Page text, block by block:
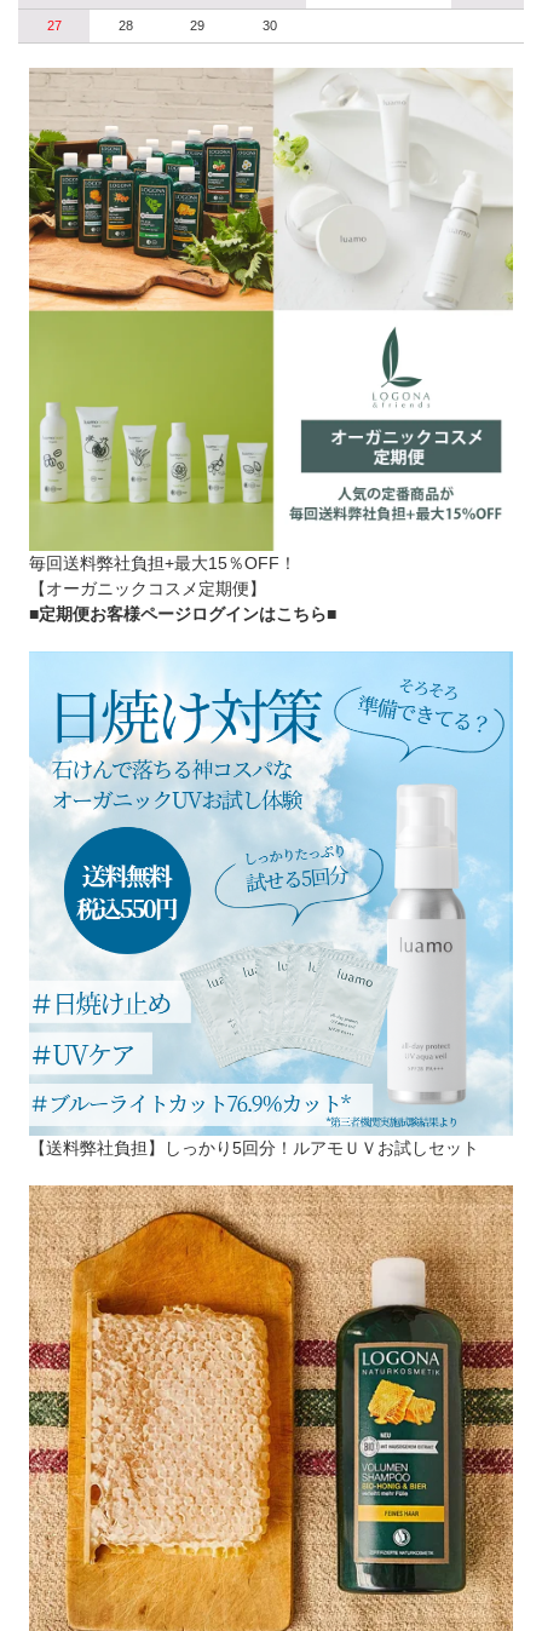
27 28 29 30
毎回送料弊社負担+最大15％OFF！
【オーガニックコスメ定期便】
■定期便お客様ページログインはこちら■
【送料弊社負担】しっかり5回分！ルアモＵＶお試しセット